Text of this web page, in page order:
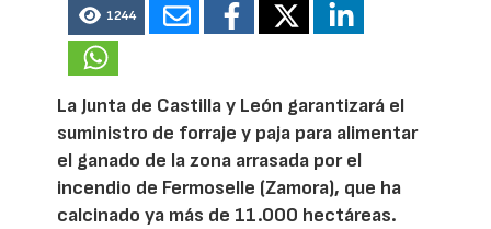
1244
La Junta de Castilla y León garantizará el
suministro de forraje y paja para alimentar
el ganado de la zona arrasada por el
incendio de Fermoselle (Zamora), que ha
calcinado ya más de 11.000 hectáreas.